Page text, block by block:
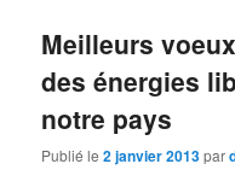
Meilleurs
des énergies
notre pays
Publié le2 janvier 2013par